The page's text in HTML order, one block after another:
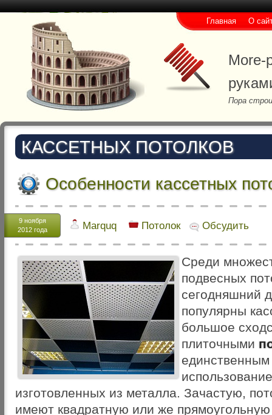
More-
Пора
Главная О
КАССЕТНЫХ ПОТОЛКОВ
Особенности кассетных
9 ноября
2012 года
Marquq Потолок Обсудить
Среди
подвесных
сегодняшний
популярны
большое
плиточными
единственным
изготовленных из металла. Зачастую,
имеют квадратную или же